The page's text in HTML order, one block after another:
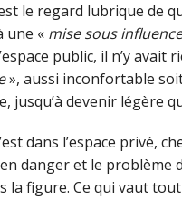
le regard lubrique de
une « mise sous influence
public, il n’y
», aussi inconfortable
jusqu’à devenir légère
dans l’espace privé,
danger et le
la figure. Ce qui vaut